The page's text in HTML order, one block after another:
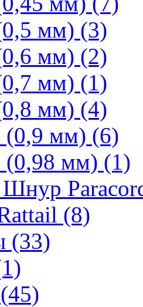
мм) (3)
мм) (2)
мм) (1)
мм) (4)
мм) (6)
мм) (1)
(8)
(33)